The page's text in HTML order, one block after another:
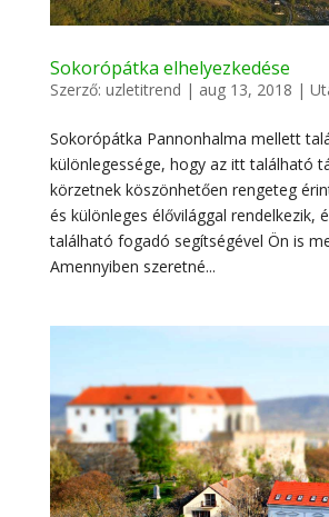
Sokorópátka elhelyezkedése
Szerző: uzletitrend | aug 13, 2018 |
Sokorópátka Pannonhalma mellett
különlegessége, hogy az itt található
körzetnek köszönhetően rengeteg
és különleges élővilággal rendelkezik,
található fogadó segítségével Ön is
Amennyiben szeretné...